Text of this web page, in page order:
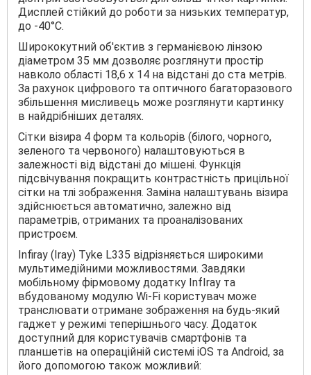
Дисплей стійкий до роботи за низьких температур,
до -40°C.
Ширококутний об'єктив з германієвою лінзою
діаметром 35 мм дозволяє розглянути простір
навколо області 18,6 х 14 на відстані до ста метрів.
За рахунок цифрового та оптичного багаторазового
збільшення мисливець може розглянути картинку
в найдрібніших деталях.
Сітки візира 4 форм та кольорів (білого, чорного,
зеленого та червоного) налаштовуються в
залежності від відстані до мішені. Функція
підсвічування покращить контрастність прицільної
сітки на тлі зображення. Заміна налаштувань візира
здійснюється автоматично, залежно від
параметрів, отриманих та проаналізованих
пристроєм.
Infiray (Iray) Tyke L335 відрізняється широкими
мультимедійними можливостями. Завдяки
мобільному фірмовому додатку InfIray та
вбудованому модулю Wi-Fi користувач може
транслювати отримане зображення на будь-який
гаджет у режимі теперішнього часу. Додаток
доступний для користувачів смартфонів та
планшетів на операційній системі iOS та Android, за
його допомогою також можливий: